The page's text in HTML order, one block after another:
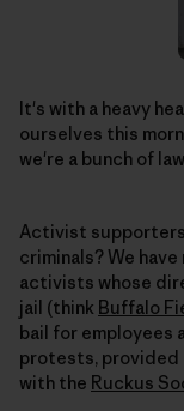
It's with a heavy
ourselves this
we're a bunch of
Activist
criminals? We
activists whose
jail (think Buffalo
bail for employees
protests,
with the Ruckus